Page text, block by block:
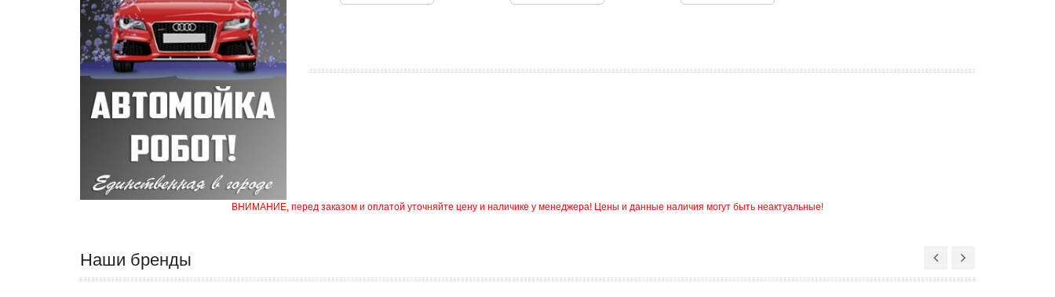
ВНИМАНИЕ, перед заказом и оплатой уточняйте цену и наличике у менеджера! Цены и данные наличия могут быть неактуальные!
Наши бренды